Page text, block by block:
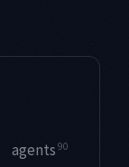
agents 90